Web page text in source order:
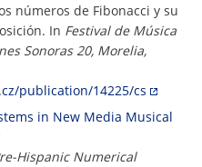
números de Fibonacci y su
In Festival de Música
Sonoras 20, Morelia,
publication/14225/cs
in New Media Musical
Hispanic Numerical